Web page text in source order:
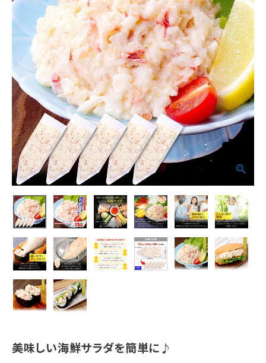
美味しい海鮮サラダを簡単に♪